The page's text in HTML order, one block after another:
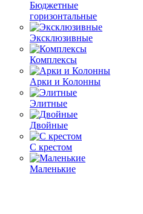
Бюджетные
горизонтальные
Эксклюзивные
Комплексы
Арки и Колонны
Элитные
Двойные
С крестом
Маленькие